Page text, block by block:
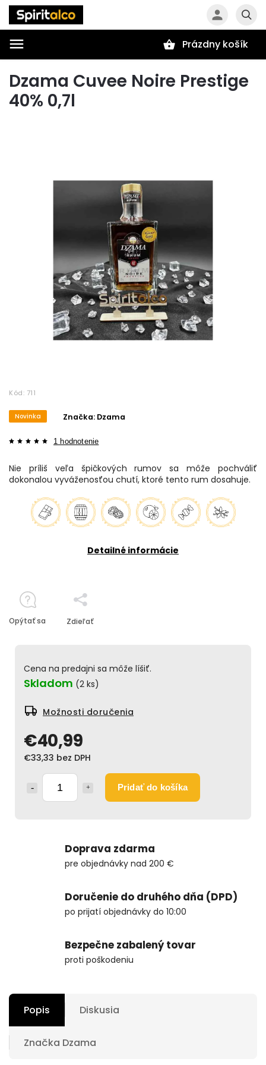
Prázdny košík
Dzama Cuvee Noire Prestige
40% 0,7l
Kód: 711
Novinka
1 hodnotenie
Značka: Dzama
€40,99
€33,33 bez DPH
Pridať do košíka
Cena na predajni sa môže líšiť.
Skladom (2 ks)
Možnosti doručenia
Nie príliš veľa špičkových rumov sa môže pochváliť
dokonalou vyváženosťou chutí, ktoré tento rum dosahuje.
Detailné informácie
Opýtať sa Zdieľať
Doprava zdarma
pre objednávky nad 200 €
Doručenie do druhého dňa (DPD)
po prijatí objednávky do 10:00
Bezpečne zabalený tovar
proti poškodeniu
Popis Diskusia
Značka Dzama